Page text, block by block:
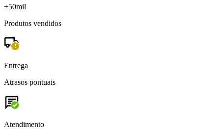
+50mil
Produtos vendidos
Entrega
Atrasos pontuais
Atendimento